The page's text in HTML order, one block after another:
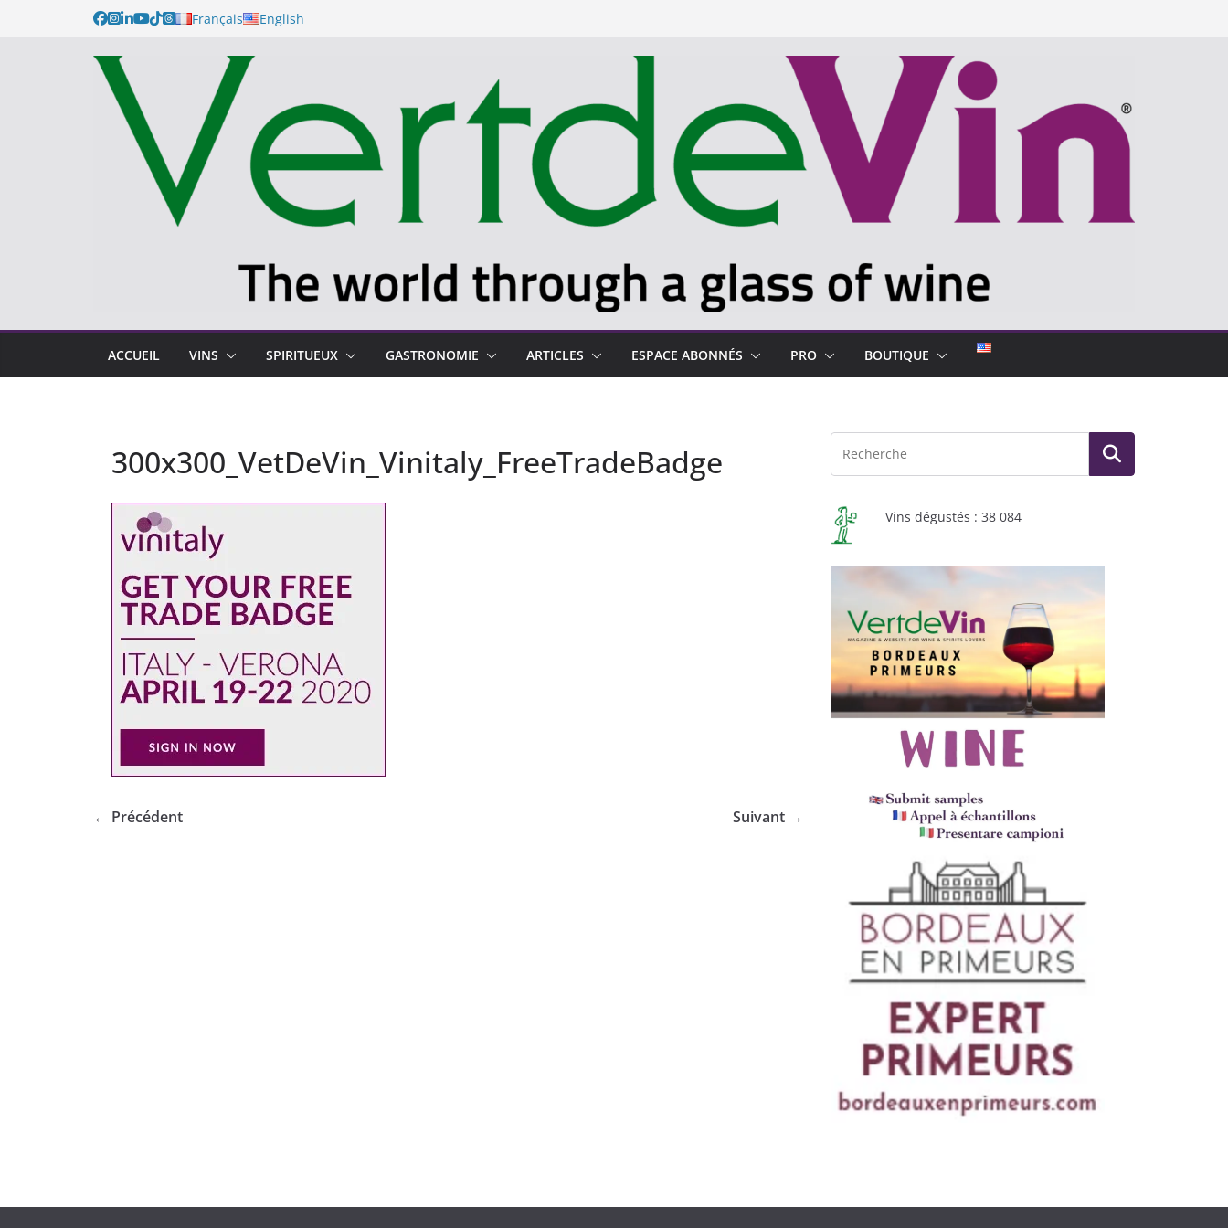
Français English
ACCUEIL VINS SPIRITUEUX GASTRONOMIE ARTICLES ESPACE ABONNÉS PRO BOUTIQUE
300x300_VetDeVin_Vinitaly_FreeTradeBadge
← Précédent Suivant →
Vins dégustés : 38 084